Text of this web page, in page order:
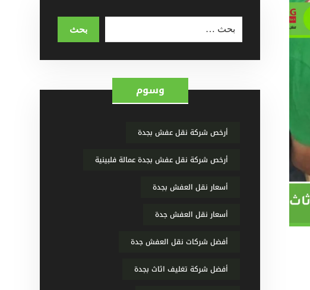
وسوم
أرخص شركة نقل عفش بجدة
أرخص شركة نقل عفش بجدة عمالة فلبينية
أسعار نقل العفش بجدة
أسعار نقل العفش جدة
أفضل شركات نقل العفش جدة
أفضل شركة تغليف اثاث بجدة